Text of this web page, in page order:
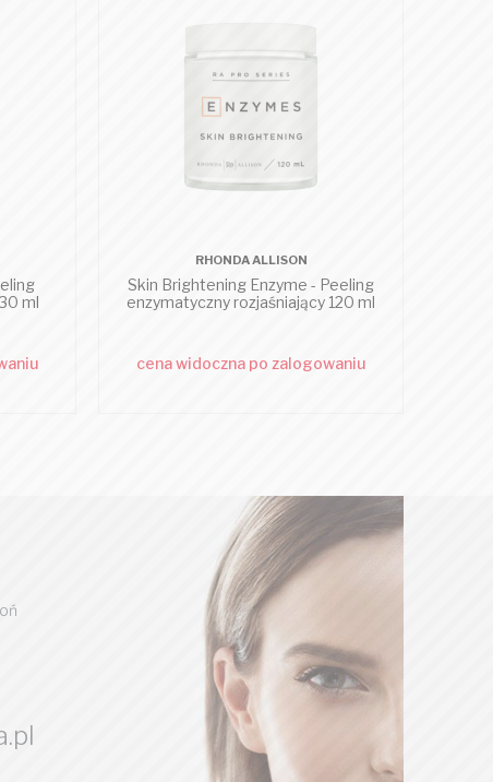
ml
RHONDA ALLISON
Skin Brightening Enzyme - Peeling
enzymatyczny rozjaśniający 120 ml
cena widoczna po zalogowaniu